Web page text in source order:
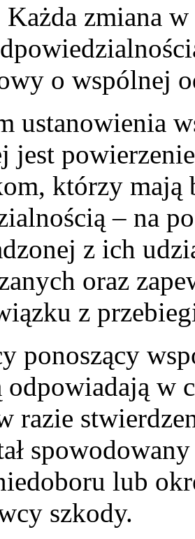
Każda zmiana
o wspólnej
ustanowienia
jest
którzy mają
– na
z ich
oraz
z
ponoszący
odpowiadają w
razie
lub
szkody.